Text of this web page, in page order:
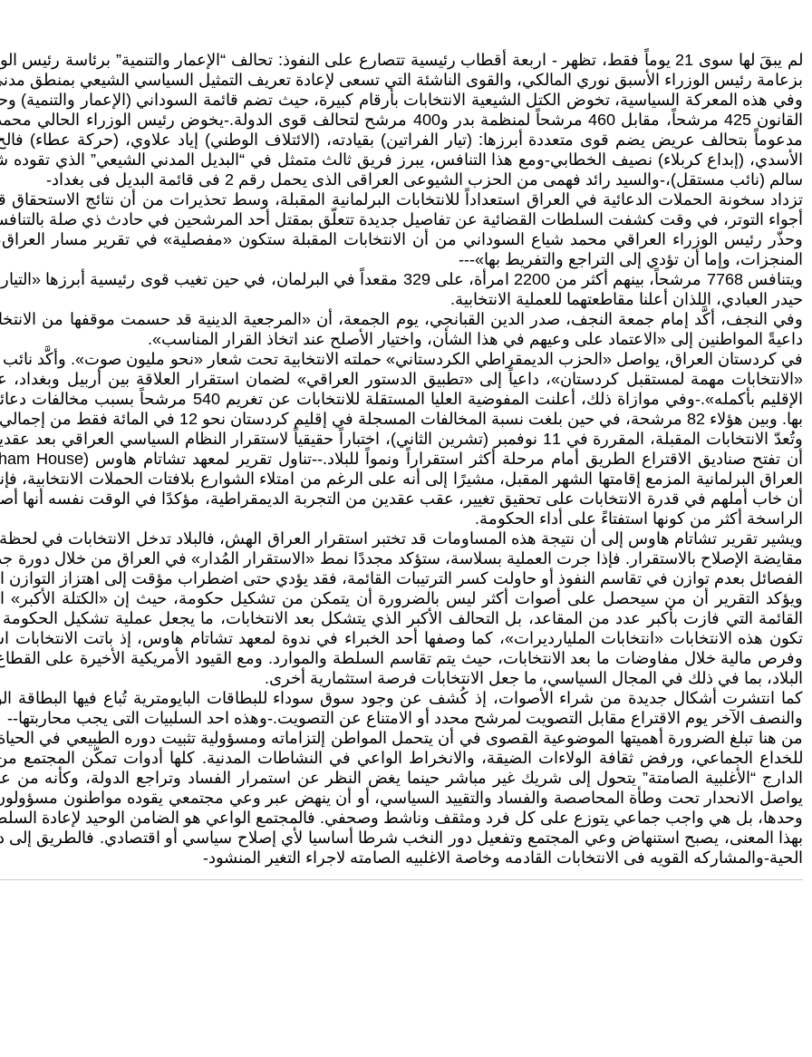
لم يبقَ لها سوى 21 يوماً فقط، تظهر - اربعة أقطاب رئيسية تتصارع على النفوذ: تحالف “الإعمار والتنمية” برئاسة
بزعامة رئيس الوزراء الأسبق نوري المالكي، والقوى الناشئة التي تسعى لإعادة تعريف التمثيل السياسي الشيعي بمنطق
القانون 425 مرشحاً، مقابل 460 مرشحاً لمنظمة بدر و400 مرشح لتحالف قوى الدولة.-يخوض
مدعوماً بتحالف عريض يضم قوى متعددة أبرزها: (تيار الفراتين) بقيادته، (الائتلاف الوطني) إياد علاوي، (حركة عطاء)
الأسدي، (إبداع كربلاء) نصيف الخطابي-ومع هذا التنافس، يبرز فريق ثالث متمثل في “البديل المدني الشيعي” الذي
سالم (نائب مستقل)،-والسيد رائد فهمى من الحزب الشيوعى العراقى الذى يحمل رقم 2 فى قائمة البديل فى بغداد-
تزداد سخونة الحملات الدعائية في العراق استعداداً للانتخابات البرلمانية المقبلة، وسط تحذيرات من أن نتائج
أجواء التوتر، في وقت كشفت السلطات القضائية عن تفاصيل جديدة تتعلّق بمقتل أحد المرشحين في حادث ذي صلة بالتنافس
وحذّر رئيس الوزراء العراقي محمد شياع السوداني من أن الانتخابات المقبلة ستكون «مفصلية» في تقرير مسار
المنجزات، وإما أن تؤدي إلى التراجع والتفريط بها»---
ويتنافس 7768 مرشحاً، بينهم أكثر من 2200 امرأة، على 329 مقعداً في البرلمان، في حين
حيدر العبادي، اللذان أعلنا مقاطعتهما للعملية الانتخابية.
وفي النجف، أكَّد إمام جمعة النجف، صدر الدين القبانجي، يوم الجمعة، أن «المرجعية الدينية قد حسمت موقفها من
داعيةً المواطنين إلى «الاعتماد على وعيهم في هذا الشأن، واختيار الأصلح عند اتخاذ القرار المناسب».
في كردستان العراق، يواصل «الحزب الديمقراطي الكردستاني» حملته الانتخابية تحت شعار «نحو مليون صوت». وأكَّد
«الانتخابات مهمة لمستقبل كردستان»، داعياً إلى «تطبيق الدستور العراقي» لضمان استقرار العلاقة بين أربيل
الإقليم بأكمله».-وفي موازاة ذلك، أعلنت المفوضية
بها. وبين هؤلاء 82 مرشحة، في حين بلغت نسبة المخالفات المسجلة في إقليم كردستان نحو 12 في المائة فقط من إجمالي المخالفات على مستوى العراق.
وتُعدّ الانتخابات المقبلة، المقررة في 11 نوفمبر (تشرين الثاني)، اختباراً حقيقياً لاستقرار النظام
العراق البرلمانية المزمع إقامتها الشهر المقبل، مشيرًا إلى أنه على الرغم من امتلاء الشوارع بلافتات الحملات
أن خاب أملهم في قدرة الانتخابات على تحقيق تغيير، عقب عقدين من التجربة الديمقراطية، مؤكدًا في الوقت نفسه أنها
الراسخة أكثر من كونها استفتاءً على أداء الحكومة.
ويشير تقرير تشاتام هاوس إلى أن نتيجة هذه المساومات قد تختبر استقرار العراق الهش، فالبلاد تدخل الانتخابات في
مقايضة الإصلاح بالاستقرار. فإذا جرت العملية بسلاسة، ستؤكد مجددًا نمط «الاستقرار المُدار» في العراق من خلال
الفصائل بعدم توازن في تقاسم النفوذ أو حاولت كسر الترتيبات القائمة، فقد يؤدي حتى اضطراب مؤقت إلى اهتزاز التوازن
ويؤكد التقرير أن من سيحصل على أصوات أكثر ليس بالضرورة أن يتمكن من تشكيل حكومة، حيث إن «الكتلة الأكبر»
القائمة التي فازت بأكبر عدد من المقاعد، بل التحالف الأكبر الذي يتشكل بعد الانتخابات، ما يجعل عملية تشكيل
تكون هذه الانتخابات «انتخابات المليارديرات»، كما وصفها أحد الخبراء في ندوة لمعهد تشاتام هاوس، إذ باتت
وفرص مالية خلال مفاوضات ما بعد الانتخابات، حيث يتم تقاسم السلطة والموارد. ومع القيود الأمريكية الأخيرة على
البلاد، بما في ذلك في المجال السياسي، ما جعل الانتخابات فرصة استثمارية أخرى.
والنصف الآخر يوم الاقتراع مقابل التصويت لمرشح محدد أو الامتناع عن التصويت.-وهذه احد السلبيات التى يجب محاربتها--
من هنا تبلغ الضرورة أهميتها الموضوعية القصوى في أن يتحمل المواطن إلتزاماته ومسؤولية تثبيت دوره الطبيعي في
للخداع الجماعي، ورفض ثقافة الولاءات الضيقة، والانخراط الواعي في النشاطات المدنية. كلها أدوات تمكّن
الدارج “الأغلبية الصامتة” يتحول إلى شريك غير مباشر حينما يغض النظر عن استمرار الفساد وتراجع الدولة، وكأنه
يواصل الانحدار تحت وطأة المحاصصة والفساد والتقييد السياسي، أو أن ينهض عبر وعي مجتمعي يقوده مواطنون
وحدها، بل هي واجب جماعي يتوزع على كل فرد ومثقف وناشط وصحفي. فالمجتمع الواعي هو الضامن الوحيد لإعادة
بهذا المعنى، يصبح استنهاض وعي المجتمع وتفعيل دور النخب شرطا أساسيا لأي إصلاح سياسي أو اقتصادي. فالطريق إلى
الحية-والمشاركه القويه فى الانتخابات القادمه وخاصة الاغلبيه الصامته لاجراء التغير المنشود-